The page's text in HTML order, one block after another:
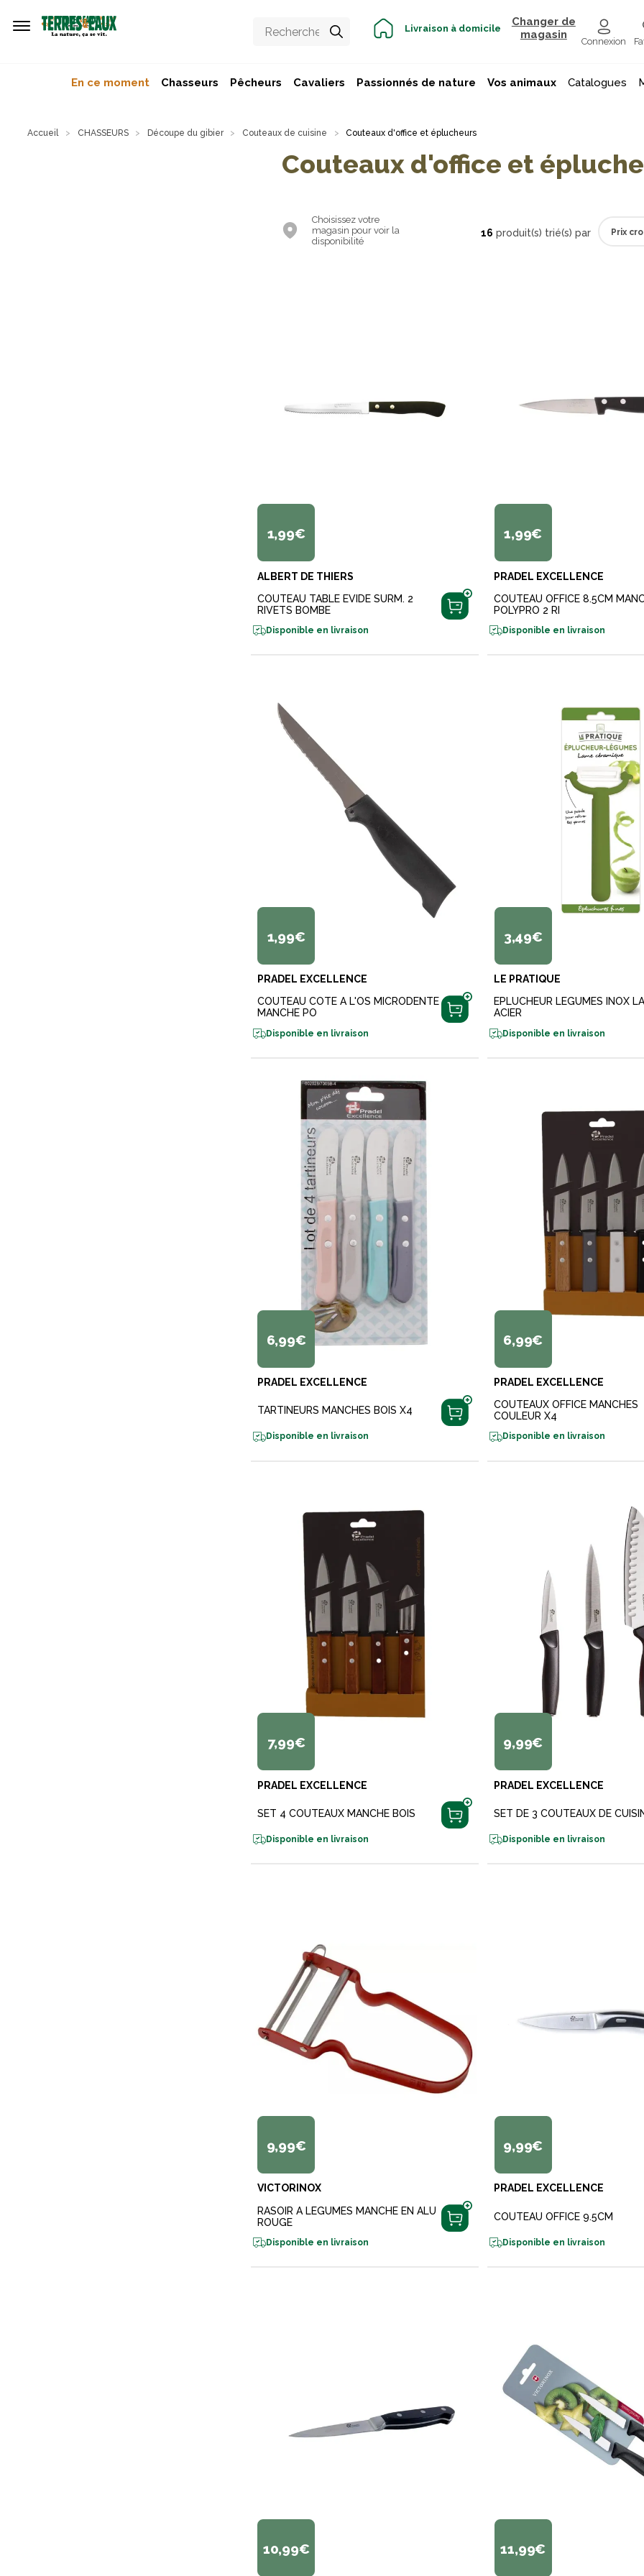
Livraison à domicile
Changer de
magasin
Connexion
En ce moment Chasseurs Pêcheurs Cavaliers Passionnés de nature Vos animaux Catalogues
Accueil CHASSEURS Découpe du gibier Couteaux de cuisine Couteaux d'office et éplucheurs
Couteaux d'office et
Choisissez votre
magasin pour voir la
disponibilité
16 produit(s) trié(s) par
1,99€
ALBERT DE THIERS
COUTEAU TABLE EVIDE SURM. 2
RIVETS BOMBE
Disponible en livraison
1,99€
PRADEL EXCELLENCE
COUTEAU OFFICE 8.5CM
POLYPRO 2 RI
Disponible en livraison
1,99€
PRADEL EXCELLENCE
COUTEAU COTE A L'OS MICRODENTE
MANCHE PO
Disponible en livraison
3,49€
LE PRATIQUE
EPLUCHEUR LEGUMES INOX
ACIER
Disponible en livraison
6,99€
PRADEL EXCELLENCE
TARTINEURS MANCHES BOIS X4
Disponible en livraison
6,99€
PRADEL EXCELLENCE
COUTEAUX OFFICE MANCHES
COULEUR X4
Disponible en livraison
7,99€
PRADEL EXCELLENCE
SET 4 COUTEAUX MANCHE BOIS
Disponible en livraison
9,99€
PRADEL EXCELLENCE
SET DE 3 COUTEAUX DE
Disponible en livraison
9,99€
VICTORINOX
RASOIR A LEGUMES MANCHE EN ALU
ROUGE
Disponible en livraison
9,99€
PRADEL EXCELLENCE
COUTEAU OFFICE 9.5CM
Disponible en livraison
10,99€ 11,99€